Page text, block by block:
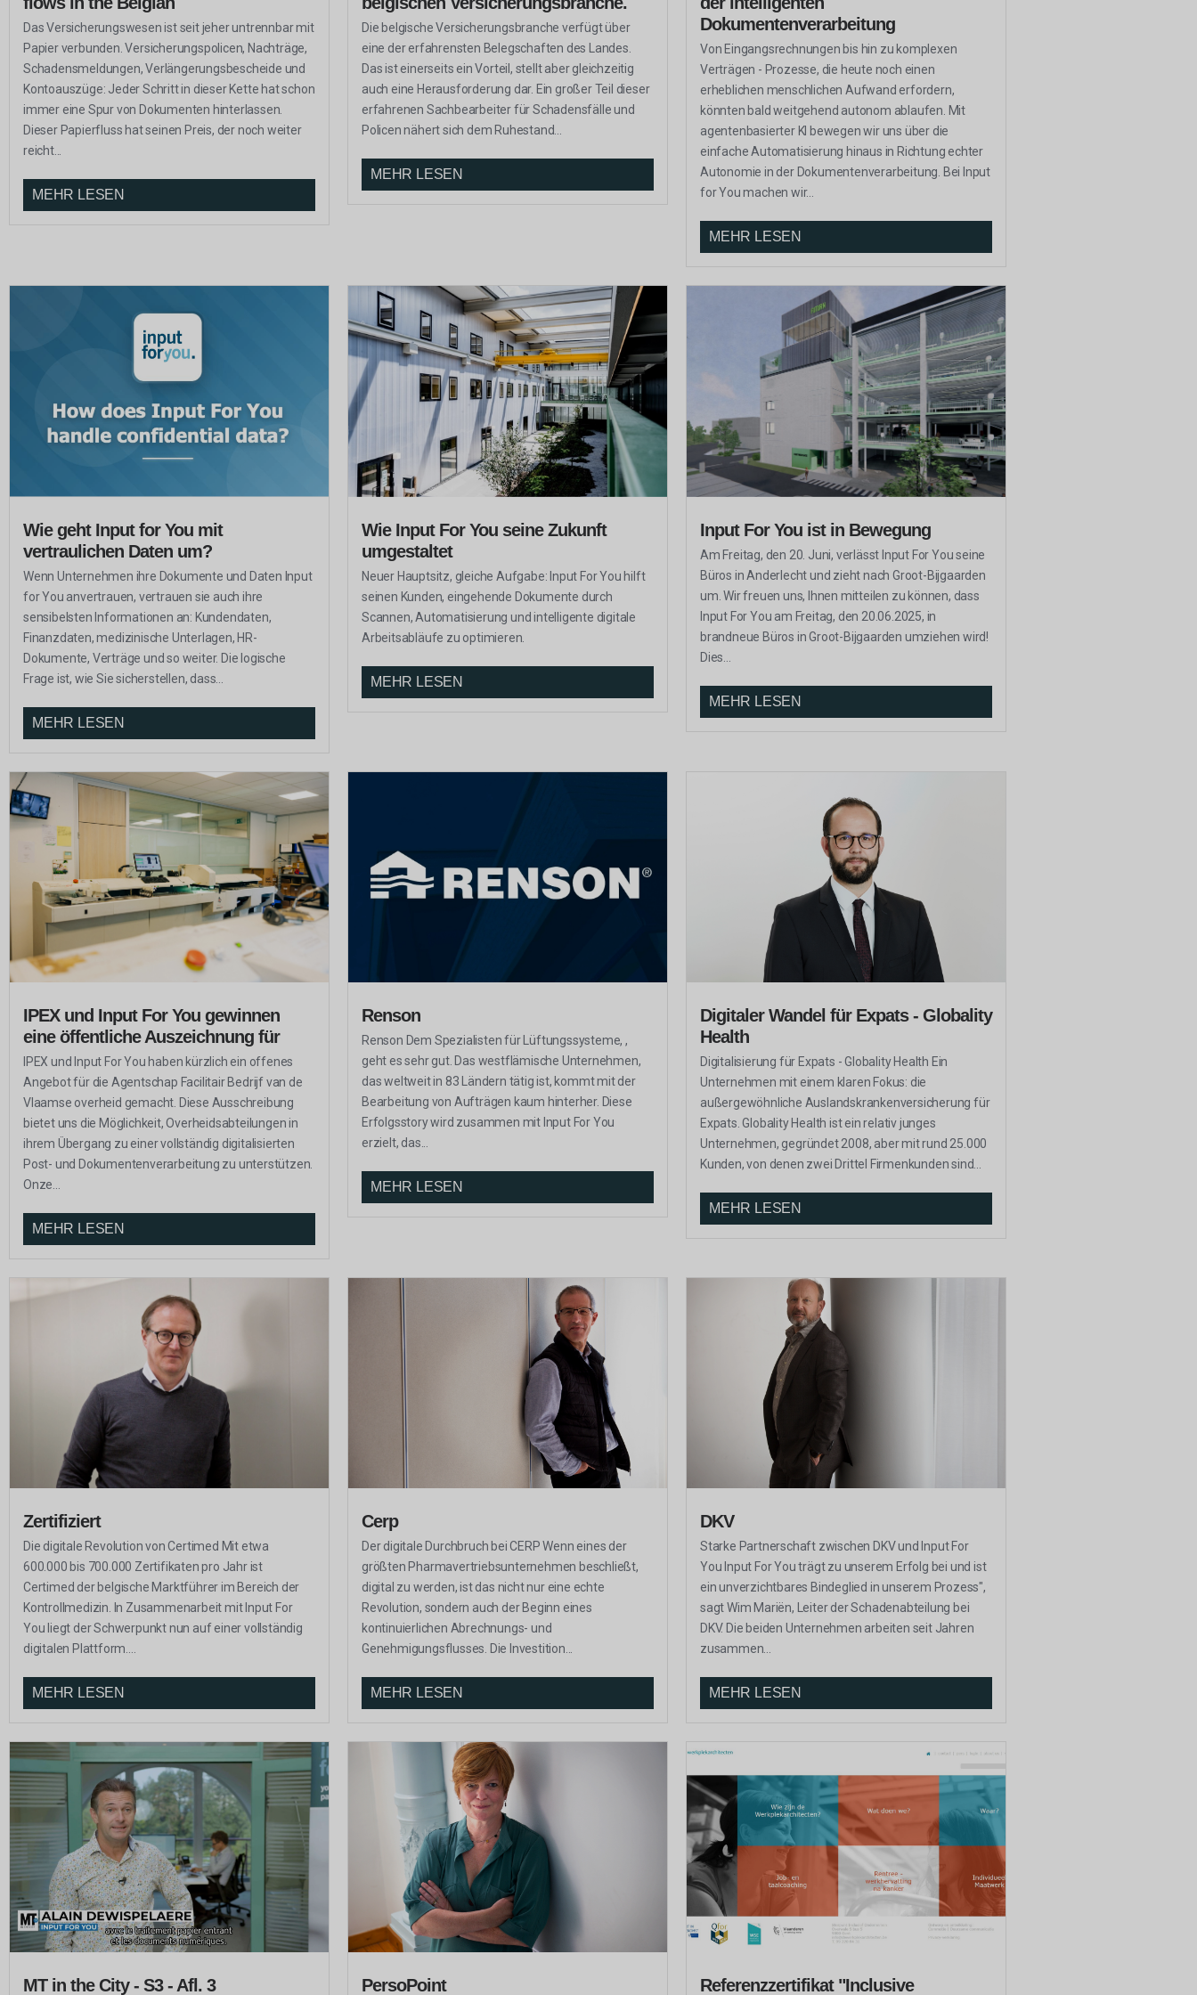
Das Versicherungswesen ist seit jeher untrennbar mit
Papier verbunden. Versicherungspolicen, Nachträge,
Schadensmeldungen, Verlängerungsbescheide und
Kontoauszüge: Jeder Schritt in dieser Kette hat schon
immer eine Spur von Dokumenten hinterlassen.
Dieser Papierfluss hat seinen Preis, der noch weiter
reicht...
MEHR LESEN
Die belgische Versicherungsbranche verfügt über
eine der erfahrensten Belegschaften des Landes.
Das ist einerseits ein Vorteil, stellt aber gleichzeitig
auch eine Herausforderung dar. Ein großer Teil dieser
erfahrenen Sachbearbeiter für Schadensfälle und
Policen nähert sich dem Ruhestand...
MEHR LESEN
Dokumentenverarbeitung
Von Eingangsrechnungen bis hin zu komplexen
Verträgen - Prozesse, die heute noch einen
erheblichen menschlichen Aufwand erfordern,
könnten bald weitgehend autonom ablaufen. Mit
agentenbasierter KI bewegen wir uns über die
einfache Automatisierung hinaus in Richtung echter
Autonomie in der Dokumentenverarbeitung. Bei Input
for You machen wir...
MEHR LESEN
Wie geht Input for You mit
vertraulichen Daten um?
Wenn Unternehmen ihre Dokumente und Daten Input
for You anvertrauen, vertrauen sie auch ihre
sensibelsten Informationen an: Kundendaten,
Finanzdaten, medizinische Unterlagen, HR-
Dokumente, Verträge und so weiter. Die logische
Frage ist, wie Sie sicherstellen, dass...
MEHR LESEN
Wie Input For You seine Zukunft
umgestaltet
Neuer Hauptsitz, gleiche Aufgabe: Input For You hilft
seinen Kunden, eingehende Dokumente durch
Scannen, Automatisierung und intelligente digitale
Arbeitsabläufe zu optimieren.
MEHR LESEN
Input For You ist in Bewegung
Am Freitag, den 20. Juni, verlässt Input For You seine
Büros in Anderlecht und zieht nach Groot-Bijgaarden
um. Wir freuen uns, Ihnen mitteilen zu können, dass
Input For You am Freitag, den 20.06.2025, in
brandneue Büros in Groot-Bijgaarden umziehen wird!
Dies...
MEHR LESEN
IPEX und Input For You gewinnen
eine öffentliche Auszeichnung für
IPEX und Input For You haben kürzlich ein offenes
Angebot für die Agentschap Facilitair Bedrijf van de
Vlaamse overheid gemacht. Diese Ausschreibung
bietet uns die Möglichkeit, Overheidsabteilungen in
ihrem Übergang zu einer vollständig digitalisierten
Post- und Dokumentenverarbeitung zu unterstützen.
Onze...
MEHR LESEN
Renson
Renson Dem Spezialisten für Lüftungssysteme, ,
geht es sehr gut. Das westflämische Unternehmen,
das weltweit in 83 Ländern tätig ist, kommt mit der
Bearbeitung von Aufträgen kaum hinterher. Diese
Erfolgsstory wird zusammen mit Input For You
erzielt, das...
MEHR LESEN
Digitaler Wandel für Expats - Globality
Health
Digitalisierung für Expats - Globality Health Ein
Unternehmen mit einem klaren Fokus: die
außergewöhnliche Auslandskrankenversicherung für
Expats. Globality Health ist ein relativ junges
Unternehmen, gegründet 2008, aber mit rund 25.000
Kunden, von denen zwei Drittel Firmenkunden sind...
MEHR LESEN
Zertifiziert
Die digitale Revolution von Certimed Mit etwa
600.000 bis 700.000 Zertifikaten pro Jahr ist
Certimed der belgische Marktführer im Bereich der
Kontrollmedizin. In Zusammenarbeit mit Input For
You liegt der Schwerpunkt nun auf einer vollständig
digitalen Plattform....
MEHR LESEN
Cerp
Der digitale Durchbruch bei CERP Wenn eines der
größten Pharmavertriebsunternehmen beschließt,
digital zu werden, ist das nicht nur eine echte
Revolution, sondern auch der Beginn eines
kontinuierlichen Abrechnungs- und
Genehmigungsflusses. Die Investition...
MEHR LESEN
DKV
Starke Partnerschaft zwischen DKV und Input For
You Input For You trägt zu unserem Erfolg bei und ist
ein unverzichtbares Bindeglied in unserem Prozess",
sagt Wim Mariën, Leiter der Schadenabteilung bei
DKV. Die beiden Unternehmen arbeiten seit Jahren
zusammen...
MEHR LESEN
MT in the City - S3 - Afl. 3 PersoPoint Referenzzertifikat "Inclusive